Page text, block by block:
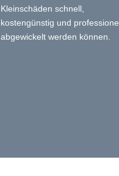
Kleinschäden schnell,
kostengünstig und
abgewickelt werden können.